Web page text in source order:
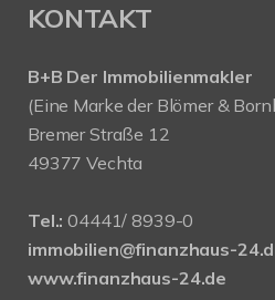
KONTAKT
B+B Der Immobilienmakler
(Eine Marke der Blömer &
Bremer Straße 12
49377 Vechta
Tel.: 04441/ 8939-0
immobilien@finanzhaus-
www.finanzhaus-24.de